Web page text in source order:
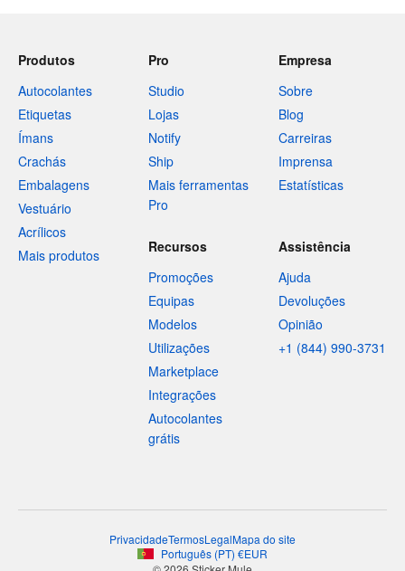
Produtos
Autocolantes
Etiquetas
Ímans
Crachás
Embalagens
Vestuário
Acrílicos
Mais produtos
Pro
Studio
Lojas
Notify
Ship
Mais ferramentas
Pro
Empresa
Sobre
Blog
Carreiras
Imprensa
Estatísticas
Recursos
Promoções
Equipas
Modelos
Utilizações
Marketplace
Integrações
Autocolantes
grátis
Assistência
Ajuda
Devoluções
Opinião
+1 (844) 990-3731
PrivacidadeTermosLegalMapa do site
Português (PT) €EUR